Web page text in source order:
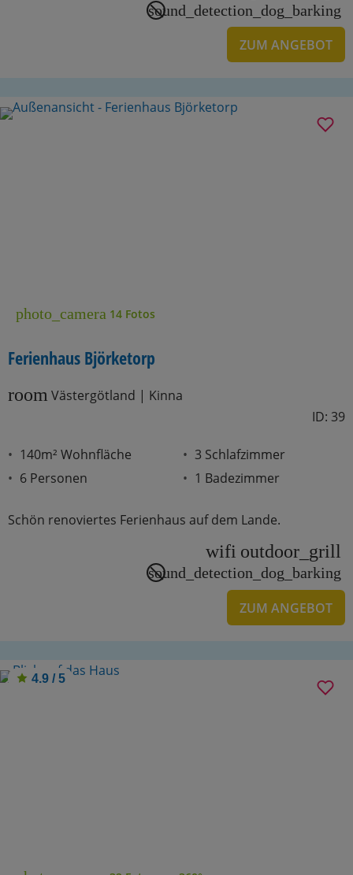
sound_detection_dog_barking
ZUM ANGEBOT
photo_camera 14 Fotos
Ferienhaus Björketorp
room Västergötland | Kinna
ID: 39
140m² Wohnfläche
6 Personen
3 Schlafzimmer
1 Badezimmer
Schön renoviertes Ferienhaus auf dem Lande.
wifi outdoor_grill
sound_detection_dog_barking
ZUM ANGEBOT
4.9 / 5